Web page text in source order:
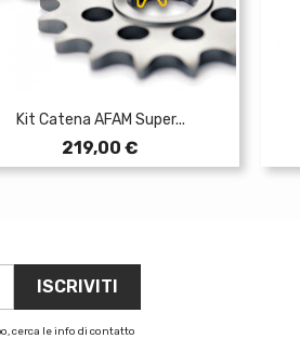
Kit Catena AFAM Super...
Prezzo
219,00 €
cerca le info di contatto